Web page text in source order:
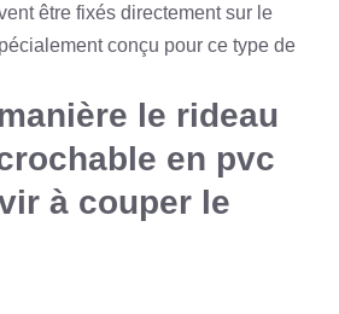
être fixés directement sur le
conçu pour ce type de
le rideau
en pvc
à couper le